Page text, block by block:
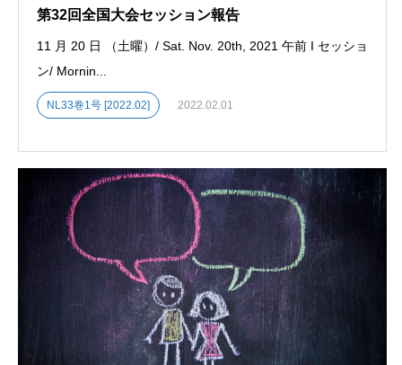
第32回全国大会セッション報告
11 月 20 日 （土曜）/ Sat. Nov. 20th, 2021 午前 I セッショ
ン/ Mornin...
NL33巻1号 [2022.02] 2022.02.01